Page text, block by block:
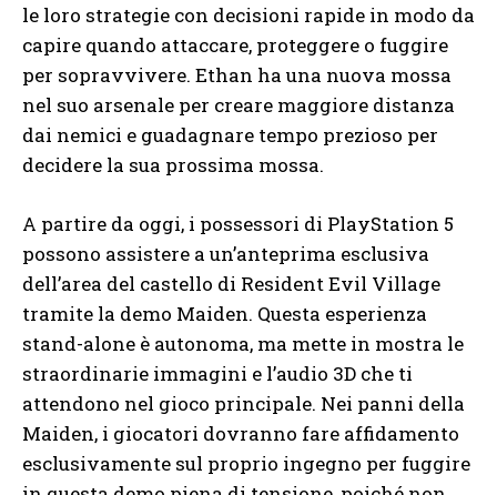
le loro strategie con decisioni rapide in modo da
capire quando attaccare, proteggere o fuggire
per sopravvivere. Ethan ha una nuova mossa
nel suo arsenale per creare maggiore distanza
dai nemici e guadagnare tempo prezioso per
decidere la sua prossima mossa.
A partire da oggi, i possessori di PlayStation 5
possono assistere a un’anteprima esclusiva
dell’area del castello di Resident Evil Village
tramite la demo Maiden. Questa esperienza
stand-alone è autonoma, ma mette in mostra le
straordinarie immagini e l’audio 3D che ti
attendono nel gioco principale. Nei panni della
Maiden, i giocatori dovranno fare affidamento
esclusivamente sul proprio ingegno per fuggire